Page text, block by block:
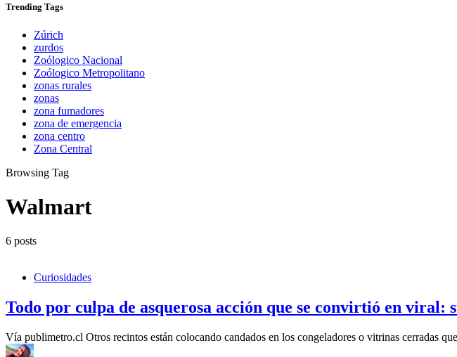
Trending Tags
Zúrich
zurdos
Zoólogico Nacional
Zoólogico Metropolitano
zonas rurales
zonas
zona fumadores
zona de emergencia
zona centro
Zona Central
Browsing Tag
Walmart
6 posts
Curiosidades
Todo por culpa de asquerosa acción que se convirtió en
Vía publimetro.cl Otros recintos están colocando candados en los congeladores o vitrinas cerradas